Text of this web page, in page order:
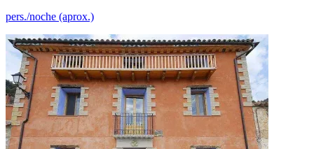
pers./noche (aprox.)